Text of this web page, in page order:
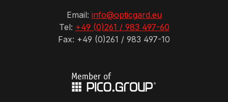
Email: info@opticgard.eu
Tel: +49 (0)261 / 983 497-60
Fax: +49 (0)261 / 983 497-10